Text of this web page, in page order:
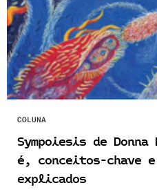
COLUNA
Sympoiesis de Donna
é, conceitos-chave e
explicados